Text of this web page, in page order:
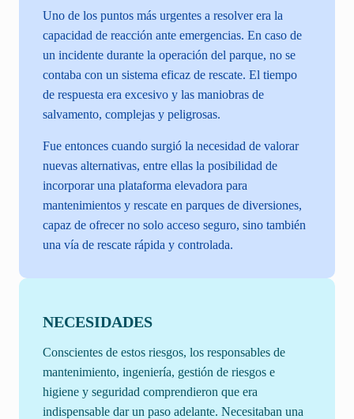
Uno de los puntos más urgentes a resolver era la
capacidad de reacción ante emergencias. En caso de
un incidente durante la operación del parque, no se
contaba con un sistema eficaz de rescate. El tiempo
de respuesta era excesivo y las maniobras de
salvamento, complejas y peligrosas.
Fue entonces cuando surgió la necesidad de valorar
nuevas alternativas, entre ellas la posibilidad de
incorporar una plataforma elevadora para
mantenimientos y rescate en parques de diversiones,
capaz de ofrecer no solo acceso seguro, sino también
una vía de rescate rápida y controlada.
NECESIDADES
Conscientes de estos riesgos, los responsables de
mantenimiento, ingeniería, gestión de riesgos e
higiene y seguridad comprendieron que era
indispensable dar un paso adelante. Necesitaban una